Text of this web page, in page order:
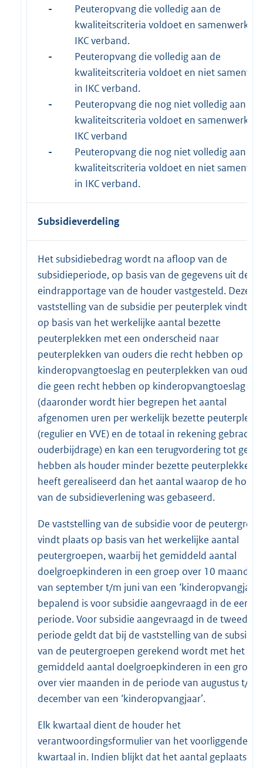
-
Peuteropvang die volledig aan de
kwaliteitscriteria voldoet en samenwerkt in
IKC verband.
-
Peuteropvang die volledig aan de
kwaliteitscriteria voldoet en niet
in IKC verband.
-
Peuteropvang die nog niet volledig aan de
kwaliteitscriteria voldoet en samenwerkt in
IKC verband
-
Peuteropvang die nog niet volledig aan de
kwaliteitscriteria voldoet en niet
in IKC verband.
Subsidieverdeling
Het subsidiebedrag wordt na afloop van de
subsidieperiode, op basis van de gegevens uit de
eindrapportage van de houder vastgesteld. Deze
vaststelling van de subsidie per peuterplek vindt
op basis van het werkelijke aantal bezette
peuterplekken met een onderscheid naar
peuterplekken van ouders die recht hebben op
kinderopvangtoeslag en peuterplekken van ouders
die geen recht hebben op kinderopvangtoeslag
(daaronder wordt hier begrepen het aantal
afgenomen uren per werkelijk bezette peuterplek
(regulier en VVE) en de totaal in rekening gebrachte
ouderbijdrage) en kan een terugvordering tot
hebben als houder minder bezette peuterplekken
heeft gerealiseerd dan het aantal waarop de
van de subsidieverlening was gebaseerd.
De vaststelling van de subsidie voor de
vindt plaats op basis van het werkelijke aantal
peutergroepen, waarbij het gemiddeld aantal
doelgroepkinderen in een groep over 10 maanden
van september t/m juni van een ‘kinderopvangjaar’
bepalend is voor subsidie aangevraagd in de eerste
periode. Voor subsidie aangevraagd in de tweede
periode geldt dat bij de vaststelling van de subsidie
van de peutergroepen gerekend wordt met het
gemiddeld aantal doelgroepkinderen in een groep
over vier maanden in de periode van augustus t/m
december van een ‘kinderopvangjaar’.
Elk kwartaal dient de houder het
verantwoordingsformulier van het voorliggende
kwartaal in. Indien blijkt dat het aantal geplaatste